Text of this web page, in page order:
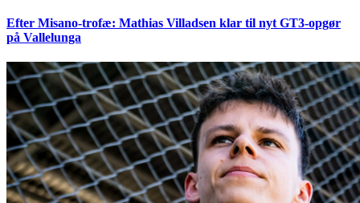
Efter Misano-trofæ: Mathias Villadsen klar til nyt GT3-opgør
på Vallelunga